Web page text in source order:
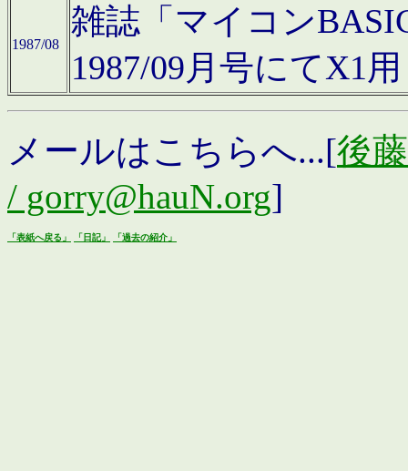
1987/08
雑誌「マイコン
1987/09月号にてX1
メールはこちらへ...[後
/ gorry@hauN.org]
「表紙へ戻る」 「日記」 「過去の紹介」